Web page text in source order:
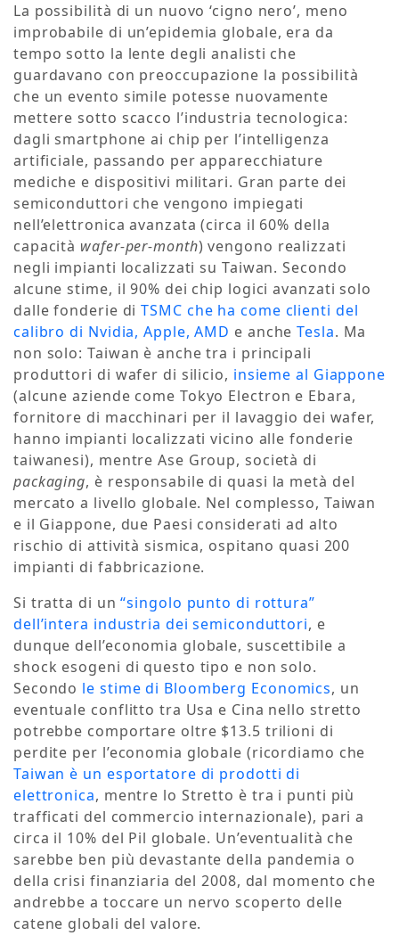
La possibilità di un nuovo ‘cigno nero’, meno
improbabile di un’epidemia globale, era da
tempo sotto la lente degli analisti che
guardavano con preoccupazione la possibilità
che un evento simile potesse nuovamente
mettere sotto scacco l’industria tecnologica:
dagli smartphone ai chip per l’intelligenza
artificiale, passando per apparecchiature
mediche e dispositivi militari. Gran parte dei
semiconduttori che vengono impiegati
nell’elettronica avanzata (circa il 60% della
capacità wafer-per-month) vengono realizzati
negli impianti localizzati su Taiwan. Secondo
alcune stime, il 90% dei chip logici avanzati solo
dalle fonderie diTSMC che ha come clienti del
calibro di Nvidia, Apple, AMD e ancheTesla. Ma
non solo: Taiwan è anche tra i principali
produttori di wafer di silicio, insieme al Giappone
(alcune aziende come Tokyo Electron e Ebara,
fornitore di macchinari per il lavaggio dei wafer,
hanno impianti localizzati vicino alle fonderie
taiwanesi), mentre Ase Group, società di
packaging, è responsabile di quasi la metà del
mercato a livello globale. Nel complesso, Taiwan
e il Giappone, due Paesi considerati ad alto
rischio di attività sismica, ospitano quasi 200
impianti di fabbricazione.
Si tratta di un“singolo punto di rottura”
dell’intera industria dei semiconduttori, e
dunque dell’economia globale, suscettibile a
shock esogeni di questo tipo e non solo.
Secondo le stime di Bloomberg Economics, un
eventuale conflitto tra Usa e Cina nello stretto
potrebbe comportare oltre $13.5 trilioni di
perdite per l’economia globale (ricordiamo che
Taiwan è un esportatore di prodotti di
elettronica, mentre lo Stretto è tra i punti più
trafficati del commercio internazionale), pari a
circa il 10% del Pil globale. Un’eventualità che
sarebbe ben più devastante della pandemia o
della crisi finanziaria del 2008, dal momento che
andrebbe a toccare un nervo scoperto delle
catene globali del valore.